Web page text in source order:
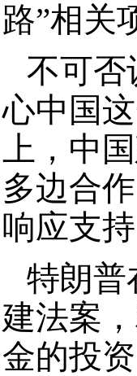
路”相关
不可否
心中国
上，中
多边合
响应支
特朗普
建法案
金的投